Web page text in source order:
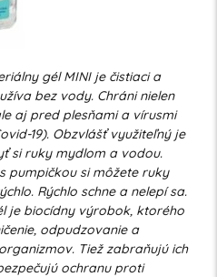
gél MINI je čistiaci a
bez vody. Chráni nielen
aj pred plesňami a vírusmi
19). Obzvlášť využiteľný je
si ruky mydlom a vodou.
pumpičkou si môžete ruky
Rýchlo schne a nelepí sa.
je biocídny výrobok, ktorého
odpudzovanie a
Tiež zabraňujú ich
ochranu proti